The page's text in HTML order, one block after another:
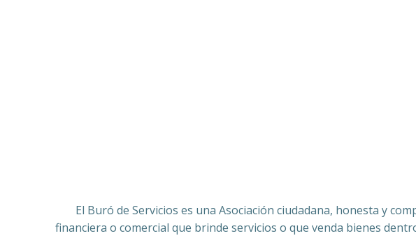
El Buró de Servicios es una Asociación ciudadana, honesta y
financiera o comercial que brinde servicios o que venda bienes